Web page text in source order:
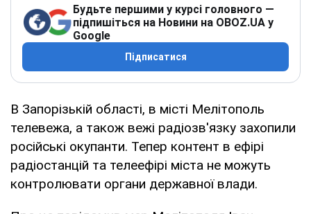
Будьте першими у курсі головного —
підпишіться на Новини на OBOZ.UA у
Google
Підписатися
В Запорізькій області, в місті Мелітополь
телевежа, а також вежі радіозв'язку захопили
російські окупанти. Тепер контент в ефірі
радіостанцій та телеефірі міста не можуть
контролювати органи державної влади.